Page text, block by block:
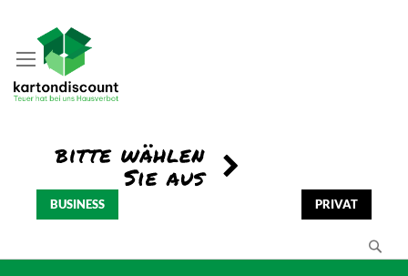
BUSINESS PRIVAT